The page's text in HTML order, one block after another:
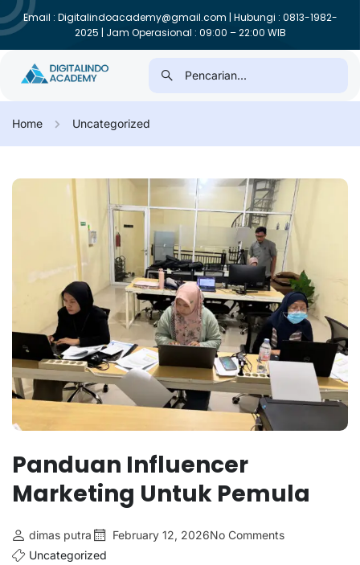
Email : Digitalindoacademy@gmail.com | Hubungi : 0813-1982-
2025 | Jam Operasional : 09:00 – 22:00 WIB
Home Uncategorized
Panduan Influencer
Marketing Untuk Pemula
dimas putra February 12, 2026No Comments
Uncategorized